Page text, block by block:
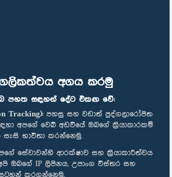
අගය කරමු
පහත සඳහන් දේට එකඟ වේ:
Tracking): පහසු සහ වඩාත් පුද්ගලාරෝපිත
අපගේ වෙබ් අඩවියේ ඔබගේ ක්‍රියාකාරකම්
භාවිතා කරන්නෙමු.
සේවාවන්හි ආරක්ෂාව සහ ක්‍රියාකාරීත්වය
ඔබගේ IP ලිපිනය, උපාංග විස්තර සහ
කරගන්නෙමු.
පුෂ්ප කුමාර මහතා, පා.ම.
: